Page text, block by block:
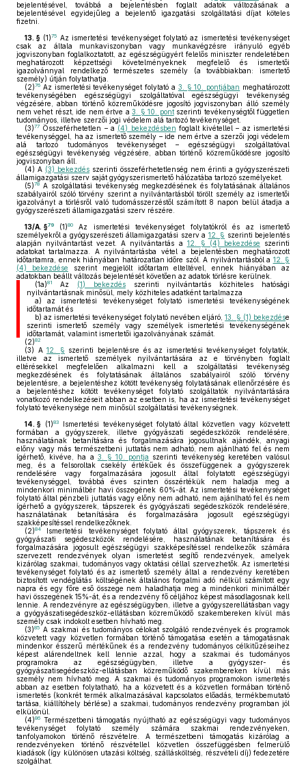
bejelentésével, továbbá a bejelentésben foglalt adatok változásának a
bejelentésével egyidejűleg a bejelentő igazgatási szolgáltatási díjat köteles
fizetni.
13. § (1)75 Az ismertetési tevékenységet folytató az ismertetési tevékenységet
csak az általa munkaviszonyban vagy munkavégzésre irányuló egyéb
jogviszonyban foglalkoztatott, az egészségügyért felelős miniszter rendeletében
meghatározott képzettségi követelményeknek megfelelő és ismertetői
igazolvánnyal rendelkező természetes személy (a továbbiakban: ismertető
személy) útján folytathatja.
(2)76 Az ismertetési tevékenységet folytató a 3. § 10. pontjában meghatározott
tevékenységében egészségügyi szolgáltatóval egészségügyi tevékenység
végzésére, abban történő közreműködésre jogosító jogviszonyban álló személy
nem vehet részt, ide nem értve a3. § 10. pontszerinti tevékenységtől független
tudományos, illetve szerzői jogi védelem alá tartozó tevékenységet.
(3)77 Összeférhetetlen – a (4) bekezdésben foglalt kivétellel – az ismertetési
tevékenységgel, ha az ismertető személy – ide nem értve a szerzői jogi védelem
alá tartozó tudományos tevékenységet – egészségügyi szolgáltatóval
egészségügyi tevékenység végzésére, abban történő közreműködésre jogosító
jogviszonyban áll.
(4) A (3) bekezdés szerinti összeférhetetlenség nem érinti a gyógyszerészeti
államigazgatási szerv saját gyógyszerismertető hálózatába tartozó személyeket.
(5)78 A szolgáltatási tevékenység megkezdésének és folytatásának általános
szabályairól szóló törvény szerint a nyilvántartásból törölt személy az ismertetői
igazolványt a törlésről való tudomásszerzéstől számított 8 napon belül átadja a
gyógyszerészeti államigazgatási szerv részére.
13/A. §79 (1)80Az ismertetési tevékenységet folytatókról és az ismertető
személyekről a gyógyszerészeti államigazgatási szerv a 12. § szerinti bejelentés
alapján nyilvántartást vezet. A nyilvántartás a 12. § (4) bekezdése szerinti
adatokat tartalmazza. A nyilvántartásba vétel a bejelentésben meghatározott
időtartamra, ennek hiányában határozatlan időre szól. A nyilvántartásból a 12. §
(4) bekezdése szerint megjelölt időtartam elteltével, ennek hiányában az
adatokban beállt változás bejelentését követően az adatok törlésre kerülnek.
(1a)81 Az (1) bekezdésszerinti nyilvántartás közhiteles hatósági
nyilvántartásnak minősül, mely közhiteles adatként tartalmazza
a) az ismertetési tevékenységet folytató ismertetési tevékenységének
időtartamát és
b) az ismertetési tevékenységet folytató nevében eljáró,13. § (1) bekezdése
szerinti ismertető személy vagy személyek ismertetési tevékenységének
időtartamát, valamint ismertetői igazolványának számát.
(2)82
(3) A12. § szerinti bejelentésre és az ismertetési tevékenységet folytatók,
illetve az ismertető személyek nyilvántartására az e törvényben foglalt
eltérésekkel megfelelően alkalmazni kell a szolgáltatási tevékenység
megkezdésének és folytatásának általános szabályairól szóló törvény
bejelentésre, a bejelentéshez kötött tevékenység folytatásának ellenőrzésére és
a bejelentéshez kötött tevékenységet folytató szolgáltatók nyilvántartására
vonatkozó rendelkezéseit abban az esetben is, ha az ismertetési tevékenységet
folytató tevékenysége nem minősül szolgáltatási tevékenységnek.
14. § (1)83Ismertetési tevékenységet folytató által közvetlen vagy közvetett
formában a gyógyszerek, illetve gyógyászati segédeszközök rendelésére,
használatának betanítására és forgalmazására jogosultnak ajándék, anyagi
előny vagy más természetbeni juttatás nem adható, nem ajánlható fel és nem
ígérhető, kivéve, ha a 3. § 10. pontja szerinti tevékenység keretében valósul
meg, és a felsoroltak csekély értékűek és összefüggenek a gyógyszerek
rendelésére vagy forgalmazására jogosult által folytatott egészségügyi
tevékenységgel, továbbá éves szinten összértékük nem haladja meg a
mindenkori minimálbér havi összegének 60%-át. Az ismertetési tevékenységet
folytató által pénzbeli juttatás vagy előny nem adható, nem ajánlható fel és nem
ígérhető a gyógyszerek, tápszerek és gyógyászati segédeszközök rendelésére,
használatának betanítására és forgalmazására jogosult egészségügyi
szakképesítéssel rendelkezőknek.
(2)84
Ismertetési tevékenységet folytató által gyógyszerek, tápszerek és
gyógyászati segédeszközök rendelésére, használatának betanítására és
forgalmazására jogosult egészségügyi szakképesítéssel rendelkezők számára
szervezett rendezvények olyan ismertetést segítő rendezvények, amelyek
kizárólag szakmai, tudományos vagy oktatási céllal szervezhetők. Az ismertetési
tevékenységet folytató és az ismertető személy által a rendezvény keretében
biztosított vendéglátás költségének általános forgalmi adó nélkül számított egy
napra és egy főre eső összege nem haladhatja meg a mindenkori minimálbér
havi összegének 15%-át, és a rendezvény fő céljához képest másodlagosnak kell
lennie. A rendezvényre az egészségügyben, illetve a gyógyszerellátásban vagy
a gyógyászatisegédeszköz-ellátásban közreműködő szakembereken kívül más
személy csak indokolt esetben hívható meg.
(3)85 A szakmai és tudományos célokat szolgáló rendezvények és programok
közvetett vagy közvetlen formában történő támogatása esetén a támogatásnak
mindenkor ésszerű mértékűnek és a rendezvény tudományos célkitűzéseihez
képest alárendeltnek kell lennie azzal, hogy a szakmai és tudományos
programokra az egészségügyben, illetve a gyógyszer- és
gyógyászatisegédeszköz-ellátásban közreműködő szakembereken kívül más
személy nem hívható meg. A szakmai és tudományos programokon ismertetés
abban az esetben folytatható, ha a közvetett és a közvetlen formában történő
ismertetés (konkrét termék alkalmazásával kapcsolatos előadás, termékbemutató
tartása, kiállítóhely bérlése) a szakmai, tudományos rendezvény programban jól
elkülönül.
(4)86 Természetbeni támogatás nyújtható az egészségügyi vagy tudományos
tevékenységet folytató személy számára szakmai rendezvényeken,
tanfolyamokon történő részvételre. A természetbeni támogatás kizárólag a
rendezvényeken történő részvétellel közvetlen összefüggésben felmerülő
kiadások (így különösen utazási költség, szállásköltség, részvételi díj) fedezetére
szolgálhat.